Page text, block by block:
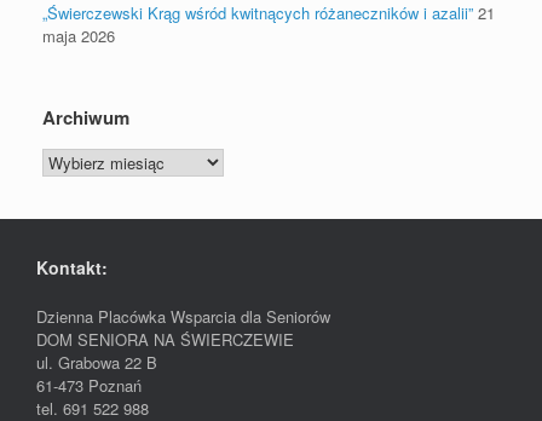
„Świerczewski Krąg wśród kwitnących różaneczników i azalii” 21
maja 2026
Archiwum
Archiwum
Kontakt:
Dzienna Placówka Wsparcia dla Seniorów
DOM SENIORA NA ŚWIERCZEWIE
ul. Grabowa 22 B
61-473 Poznań
tel. 691 522 988